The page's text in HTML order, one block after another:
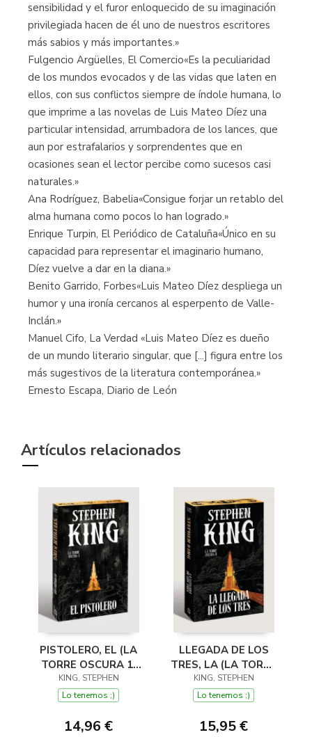
sensibilidad y el furor enloquecido de su imaginación
privilegiada hacen de él uno de nuestros escritores
más sabios y más importantes.»
Fulgencio Argüelles, El Comercio«Es la peculiaridad
de los mundos evocados y de las vidas que laten en
ellos, con sus conflictos siempre de índole humana, lo
que imprime a las novelas de Luis Mateo Díez una
particular intensidad, arrumbadora de los lances, que
aun por estrafalarios y sorprendentes que en
ocasiones sean el lector percibe como sucesos casi
naturales.»
Ana Rodríguez, Babelia«Consigue forjar un retablo del
alma humana como pocos lo han logrado.»
Enrique Turpin, El Periódico de Cataluña«Único en su
capacidad para representar el imaginario humano,
Díez vuelve a dar en la diana.»
Benito Garrido, Forbes«Luis Mateo Díez despliega un
humor y una ironía cercanos al esperpento de Valle-
Inclán.»
Manuel Cifo, La Verdad «Luis Mateo Díez es dueño
de un mundo literario singular, que [...] figura entre los
más sugestivos de la literatura contemporánea.»
Ernesto Escapa, Diario de León
Artículos relacionados
PISTOLERO, EL (LA
TORRE OSCURA 1)
(EDICIÓN CANTOS
TINTADOS)
KING, STEPHEN
Lo tenemos ;)
14,96 €
LLEGADA DE LOS
TRES, LA (LA TORRE
OSCURA 2) (EDICIÓN
CANTOS TINTADOS)
KING, STEPHEN
Lo tenemos ;)
15,95 €